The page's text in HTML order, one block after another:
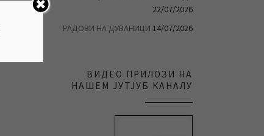
22/07/2026
РАДОВИ НА ДУВАНИЦИ 14/07/2026
ВИДЕО ПРИЛОЗИ НА
НАШЕМ ЈУТЈУБ КАНАЛУ